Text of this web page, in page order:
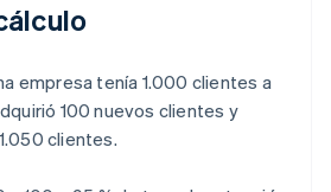
empresa tenía 1.000 clientes a
100 nuevos clientes y
clientes.